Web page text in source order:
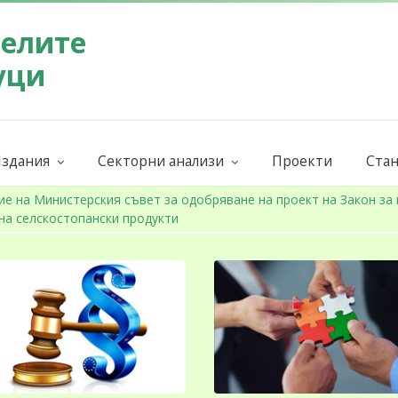
Секторни анализи Проекти
на Министерския съвет за одобряване на проект на Закон
селскостопански продукти